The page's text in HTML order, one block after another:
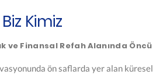
Biz Kimiz
ve Finansal Refah Alanında Öncü
ön saflarda yer alan küresel